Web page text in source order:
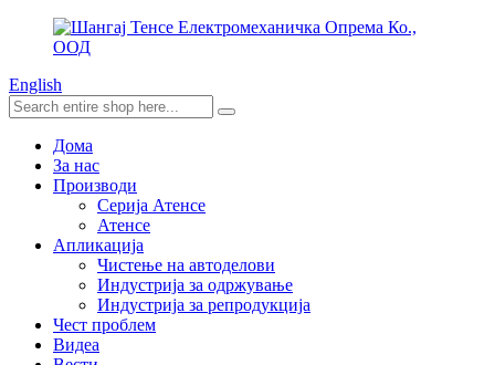
English
Дома
За нас
Производи
Серија Атенсе
Атенсе
Апликација
Чистење на автоделови
Индустрија за одржување
Индустрија за репродукција
Чест проблем
Видеа